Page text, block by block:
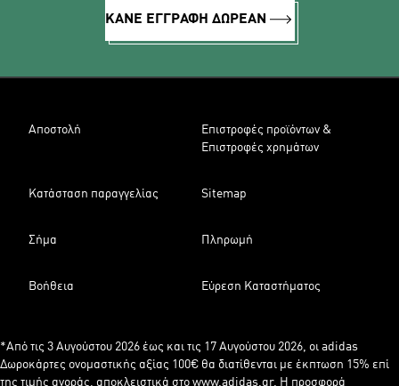
ΚΑΝΕ ΕΓΓΡΑΦΗ ΔΩΡΕΑΝ
Αποστολή
Επιστροφές προϊόντων &
Επιστροφές χρημάτων
Κατάσταση παραγγελίας Sitemap
Σήμα Πληρωμή
Βοήθεια Εύρεση Καταστήματος
*Από τις 3 Αυγούστου 2026 έως και τις 17 Αυγούστου 2026, οι adidas
Δωροκάρτες ονομαστικής αξίας 100€ θα διατίθενται με έκπτωση 15% επί
της τιμής αγοράς, αποκλειστικά στο www.adidas.gr. Η προσφορά